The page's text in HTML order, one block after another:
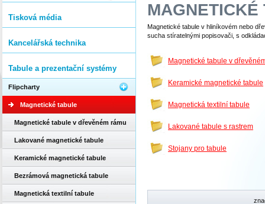
MAGNETICKÉ
Magnetické tabule v hliníkovém nebo
sucha stíratelnými popisovači, s
Magnetické tabule v
Keramické magnetické tabule
Magnetická textilní tabule
Lakované tabule s rastrem
Stojany pro tabule
Tisková média
Kancelářská technika
Tabule a prezentační systémy
Flipcharty
Magnetické tabule
Magnetické tabule v dřevěném rámu
Lakované magnetické tabule
Keramické magnetické tabule
Bezrámová magnetická tabule
Magnetická textilní tabule